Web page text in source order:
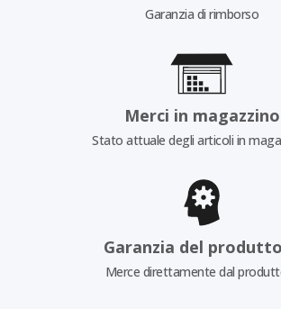
Garanzia di rimborso
Merci in magazzino
Stato attuale degli articoli in
Garanzia del
Merce direttamente dal